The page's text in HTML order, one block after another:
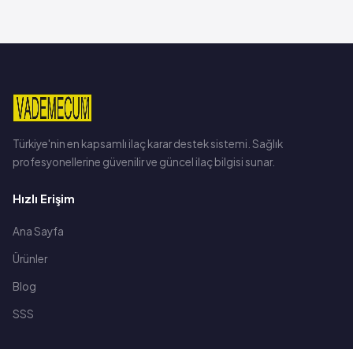
Türkiye'nin en kapsamlı ilaç karar destek sistemi. Sağlık
profesyonellerine güvenilir ve güncel ilaç bilgisi sunar.
Hızlı Erişim
Ana Sayfa
Ürünler
Blog
SSS